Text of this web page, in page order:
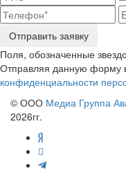
Отправить заявку
Поля, обозначенные
Отправляя данную форму
конфиденциальности
© ООО Медиа Группа
2026гг.